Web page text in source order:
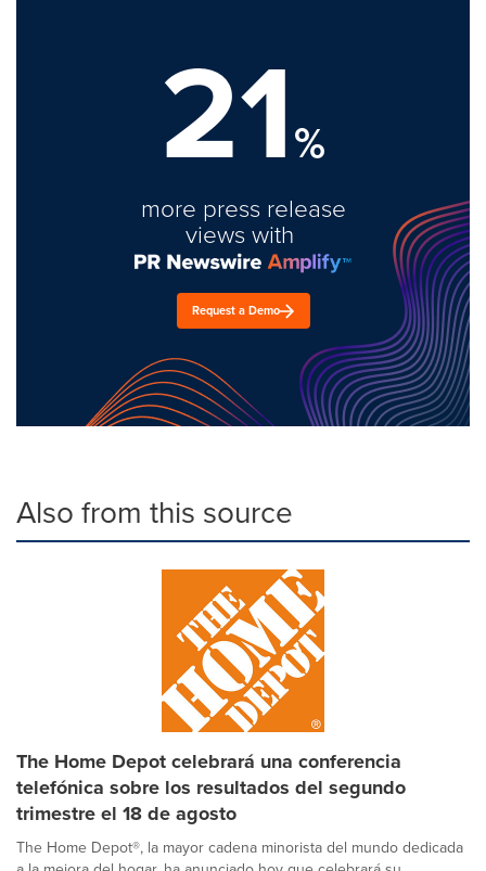
21%
more press release
views with
Request a Demo
Also from this source
The Home Depot celebrará una conferencia
telefónica sobre los resultados del segundo
trimestre el 18 de agosto
The Home Depot®, la mayor cadena minorista del mundo dedicada